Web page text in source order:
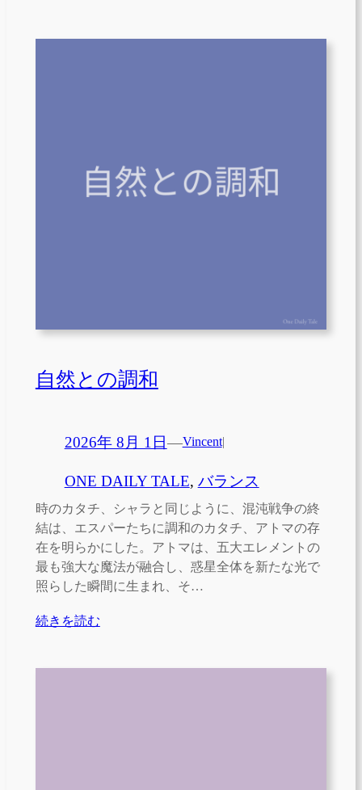
自然との調和
2026年 8月 1日—Vincent|
ONE DAILY TALE, バランス
時のカタチ、シャラと同じように、混沌戦争の終
結は、エスパーたちに調和のカタチ、アトマの存
在を明らかにした。アトマは、五大エレメントの
最も強大な魔法が融合し、惑星全体を新たな光で
照らした瞬間に生まれ、そ…
続きを読む